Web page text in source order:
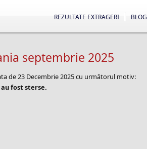
BLOG
REZULTATE EXTRAGERI
septembrie 2025
de 23 Decembrie 2025 cu următorul motiv:
fost sterse.